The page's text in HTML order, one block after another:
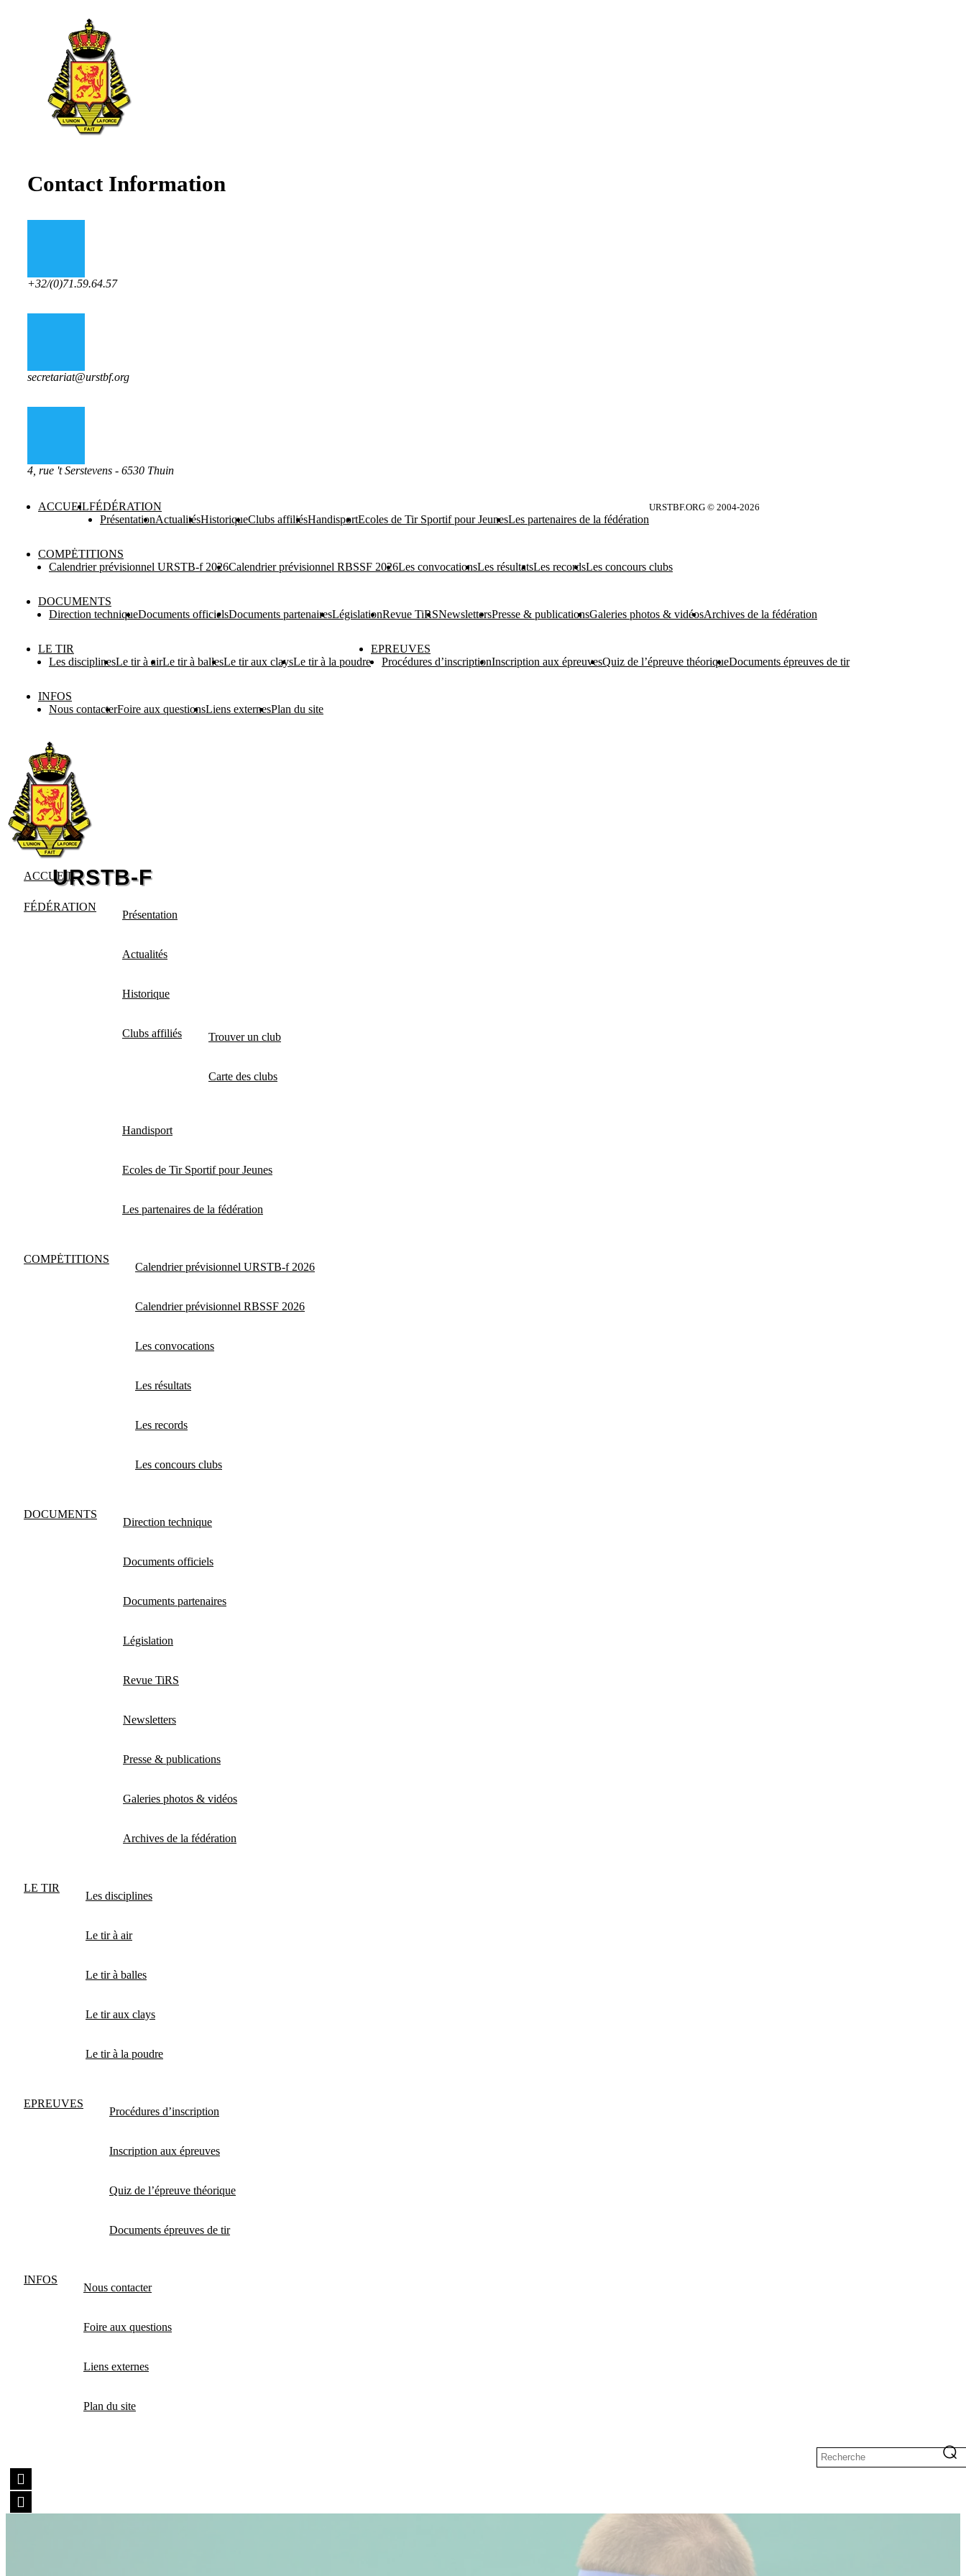
Contact Information
+32/(0)71.59.64.57
secretariat@urstbf.org
4, rue 't Serstevens - 6530 Thuin
ACCUEILFÉDÉRATION
PrésentationActualitésHistoriqueClubs affiliésHandisportEcoles de Tir Sportif pour JeunesLes partenaires de la fédération
COMPĖTITIONS
Calendrier prévisionnel URSTB-f 2026Calendrier prévisionnel RBSSF 2026Les convocationsLes résultatsLes recordsLes concours clubs
DOCUMENTS
Direction techniqueDocuments officielsDocuments partenairesLégislationRevue TiRSNewslettersPresse & publicationsGaleries photos & vidéosArchives de la fédération
LE TIR
Les disciplinesLe tir à airLe tir à ballesLe tir aux claysLe tir à la poudre
EPREUVES
Procédures d’inscriptionInscription aux épreuvesQuiz de l’épreuve théoriqueDocuments épreuves de tir
INFOS
Nous contacterFoire aux questionsLiens externesPlan du site
URSTBF.ORG © 2004-2026
ACCUEIL
FÉDÉRATION
Présentation
Actualités
Historique
Clubs affiliés Trouver un club
Carte des clubs
Handisport
Ecoles de Tir Sportif pour Jeunes
Les partenaires de la fédération
COMPĖTITIONS
Calendrier prévisionnel URSTB-f 2026
Calendrier prévisionnel RBSSF 2026
Les convocations
Les résultats
Les records
Les concours clubs
DOCUMENTS
Direction technique
Documents officiels
Documents partenaires
Législation
Revue TiRS
Newsletters
Presse & publications
Galeries photos & vidéos
Archives de la fédération
LE TIR
Les disciplines
Le tir à air
Le tir à balles
Le tir aux clays
Le tir à la poudre
EPREUVES
Procédures d’inscription
Inscription aux épreuves
Quiz de l’épreuve théorique
Documents épreuves de tir
INFOS
Nous contacter
Foire aux questions
Liens externes
Plan du site